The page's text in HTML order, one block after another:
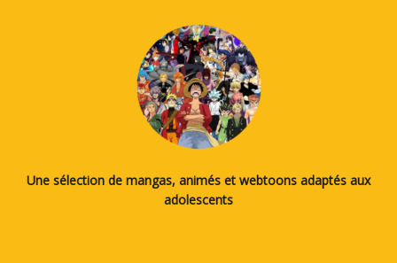
Une sélection de mangas, animés et webtoons adaptés aux
adolescents